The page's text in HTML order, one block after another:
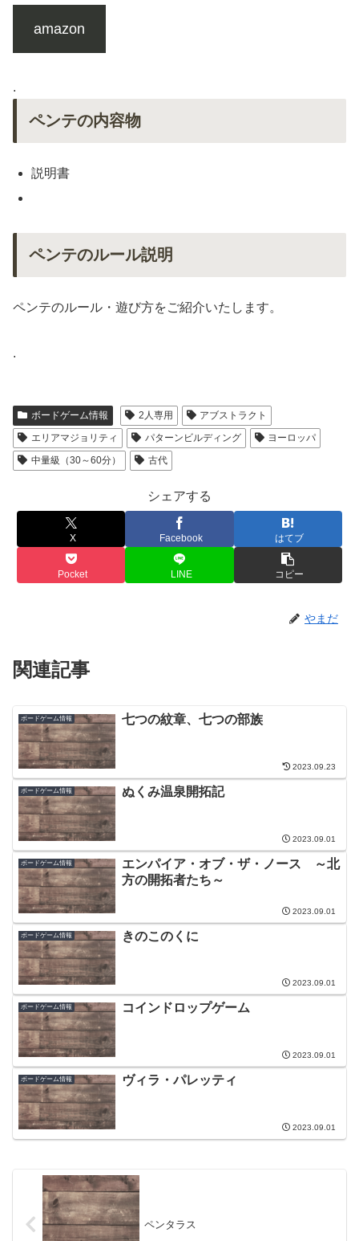
amazon
.
ペンテの内容物
説明書
ペンテのルール説明
ペンテのルール・遊び方をご紹介いたします。
.
ボードゲーム情報 2人専用
アブストラクト
エリアマジョリティ
パターンビルディング
ヨーロッパ
中量級（30～60分）
古代
シェアする
X Facebook はてブ
Pocket LINE コピー
やまだ
関連記事
ボードゲーム情報 七つの紋章、七つの部族
2023.09.23
ボードゲーム情報 ぬくみ温泉開拓記
2023.09.01
ボードゲーム情報
エンパイア・オブ・ザ・ノース ～北
方の開拓者たち～
2023.09.01
ボードゲーム情報 きのこのくに
2023.09.01
ボードゲーム情報 コインドロップゲーム
2023.09.01
ボードゲーム情報 ヴィラ・パレッティ
2023.09.01
ペンタラス